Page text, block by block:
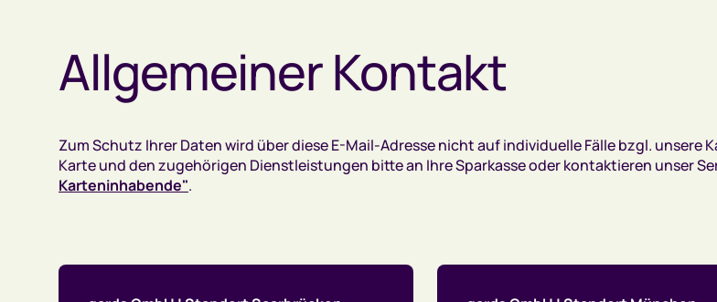
Allgemeiner Kontakt
Zum Schutz Ihrer Daten wird über diese E-Mail-Adresse nicht auf individuelle Fälle bzgl. unsere
Karte und den zugehörigen Dienstleistungen bitte an Ihre Sparkasse oder kontaktieren unser
Karteninhabende".